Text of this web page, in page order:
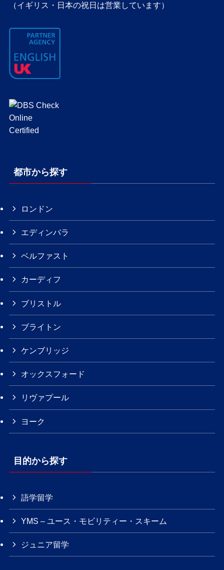
（イギリス・日本の祝日は営業しています）
都市から探す
ロンドン
エディンバラ
ベルファスト
カーディフ
ブリストル
ブライトン
ケンブリッジ
オックスフォード
リヴァプール
ヨーク
目的から探す
語学留学
YMS – ユース・モビリティー・スキーム
ジュニア留学